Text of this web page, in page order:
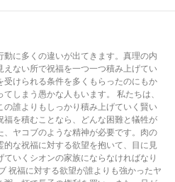
に多くの違いが出てきます。真理の内
ない所で祝福を一つ一つ積み上げてい
受けられる条件を多くもらったのにもか
しまう愚かな人もいます。 私たちは、
誰よりもしっかり積み上げていく賢い
を積むことなら、どんな困難と犠牲が
ヤコブのような精神が必要です。肉の
な祝福に対する欲望を抱いて、目に見
いくシオンの家族にならなければなり
祝福に対する欲望が誰よりも強かったヤ